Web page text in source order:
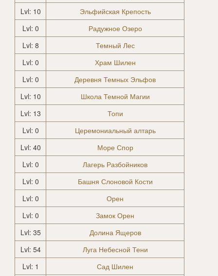
Lvl: 10
Эльфийская Крепость
Lvl: 0
Радужное Озеро
Lvl: 8
Темный Лес
Lvl: 0
Храм Шилен
Lvl: 0
Деревня Темных Эльфов
Lvl: 10
Школа Темной Магии
Lvl: 13
Топи
Lvl: 0
Церемониальный алтарь
Lvl: 40
Море Спор
Lvl: 0
Лагерь Разбойников
Lvl: 0
Башня Слоновой Кости
Lvl: 0
Орен
Lvl: 0
Замок Орен
Lvl: 35
Долина Ящеров
Lvl: 54
Луга Небесной Тени
Lvl: 1
Сад Шилен